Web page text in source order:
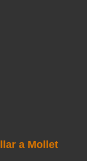
a Mollet